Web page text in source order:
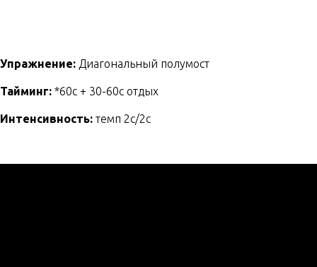
Упражнение: Диагональный полумост
Тайминг: *60с + 30-60с отдых
Интенсивность: темп 2с/2с